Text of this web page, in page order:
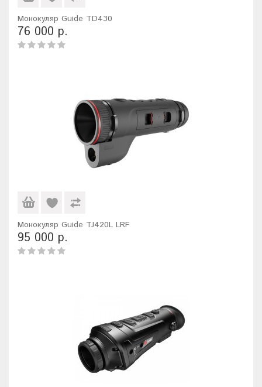
Монокуляр Guide TD430
76 000 р.
Монокуляр Guide TJ420L LRF
95 000 р.